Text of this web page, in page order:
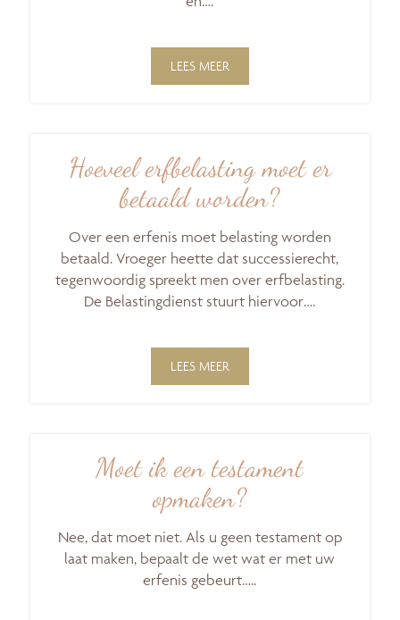
LEES MEER
Hoeveel erfbelasting moet er
betaald worden?
Over een erfenis moet belasting worden
betaald. Vroeger heette dat successierecht,
tegenwoordig spreekt men over erfbelasting.
De Belastingdienst stuurt hiervoor….
LEES MEER
Moet ik een testament
opmaken?
Nee, dat moet niet. Als u geen testament op
laat maken, bepaalt de wet wat er met uw
erfenis gebeurt…..